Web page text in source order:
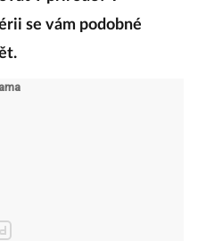
se vám podobné